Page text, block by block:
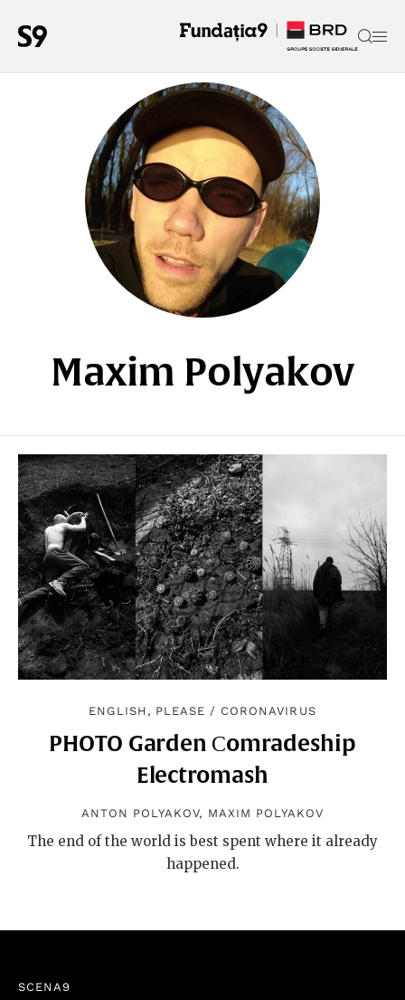
Maxim Polyakov
ENGLISH, PLEASE / CORONAVIRUS
PHOTO Garden Сomradeship
Electromash
ANTON POLYAKOV, MAXIM POLYAKOV
The end of the world is best spent where it already
happened.
SCENA9